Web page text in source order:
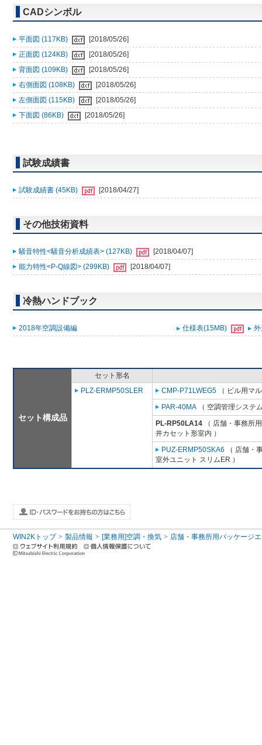
CADシンボル
平面図 (117KB)
[2018/05/26]
正面図 (124KB)
[2018/05/26]
背面図 (109KB)
[2018/05/26]
右側面図 (108KB)
[2018/05/26]
左側面図 (115KB)
[2018/05/26]
下面図 (86KB)
[2018/05/26]
試験成績書
試験成績書 (45KB) [2018/04/27]
その他技術資料
騒音特性<騒音分析成績表> (127KB)
[2018/04/07]
能力特性<P-Q線図> (299KB)
[2018/04/07]
冷熱ハンドブック
2018年空調設備編 仕様表(15MB)
セット構成品
セット形名
PLZ-ERMP50SLER
CMP-P71LWEG5 （ ビル用マ
PAR-40MA （ 空調管理システ
PL-RP50LA14 （ 店舗・事務所
井カセット形室内 ）
PUZ-ERMP50SKA6 （ 店舗・
室外ユニット スリムER ）
WIN2Kトップ 製品情報 [業務用]空調・換気 店舗・事務所用パッケージ